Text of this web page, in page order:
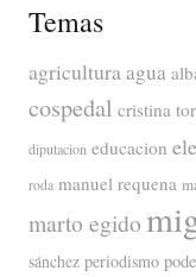
Temas
agriculturaagua
cospedal cristina
diputacion educacion
roda manuel requena
marto egido
sánchez periodismo